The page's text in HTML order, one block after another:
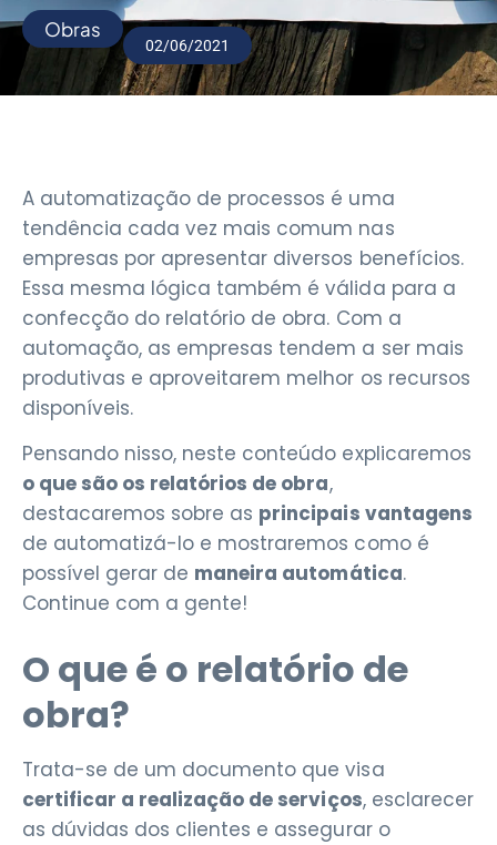
Obras
02/06/2021
A automatização de processos é uma
tendência cada vez mais comum nas
empresas por apresentar diversos benefícios.
Essa mesma lógica também é válida para a
confecção do relatório de obra. Com a
automação, as empresas tendem a ser mais
produtivas e aproveitarem melhor os recursos
disponíveis.
Pensando nisso, neste conteúdo explicaremos
o que são os relatórios de obra,
destacaremos sobre as principais vantagens
de automatizá-lo e mostraremos como é
possível gerar de maneira automática.
Continue com a gente!
O que é o relatório de
obra?
Trata-se de um documento que visa
certificar a realização de serviços, esclarecer
as dúvidas dos clientes e assegurar o